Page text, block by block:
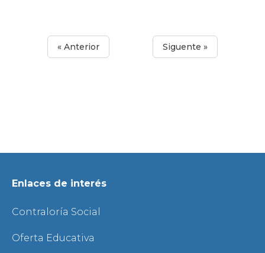
« Anterior Siguente »
Enlaces de interés
Contraloría Social
Oferta Educativa